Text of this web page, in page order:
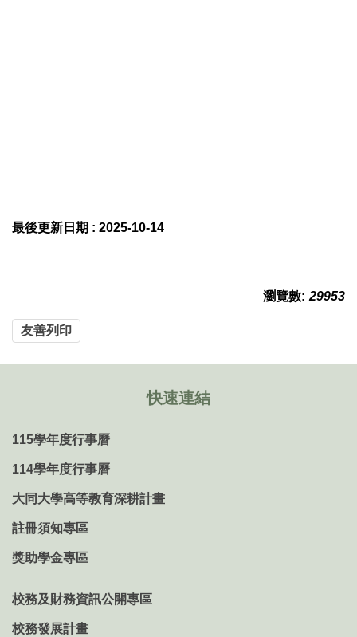
最後更新日期 : 2025-10-14
瀏覽數: 29953
友善列印
快速連結
115學年度行事曆
114學年度行事曆
大同大學高等教育深耕計畫
註冊須知專區
獎助學金專區
校務及財務資訊公開專區
校務發展計畫